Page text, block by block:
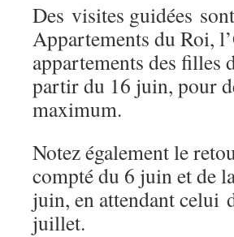
Des visites guidées
Appartements du Roi,
appartements des
partir du 16 juin, pour
maximum.
Notez également le
compté du 6 juin et de
juin, en attendant celui
juillet.